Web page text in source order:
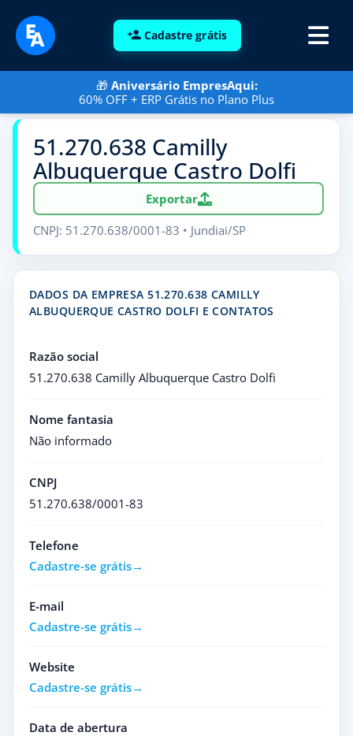
Cadastre grátis
🎁 Aniversário EmpresAqui:
60% OFF + ERP Grátis no Plano Plus
51.270.638 Camilly
Albuquerque Castro Dolfi
Exportar
CNPJ: 51.270.638/0001-83 • Jundiai/SP
DADOS DA EMPRESA 51.270.638 CAMILLY
ALBUQUERQUE CASTRO DOLFI E CONTATOS
Razão social
51.270.638 Camilly Albuquerque Castro Dolfi
Nome fantasia
Não informado
CNPJ
51.270.638/0001-83
Telefone
Cadastre-se grátis
E-mail
Cadastre-se grátis
Website
Cadastre-se grátis
Data de abertura